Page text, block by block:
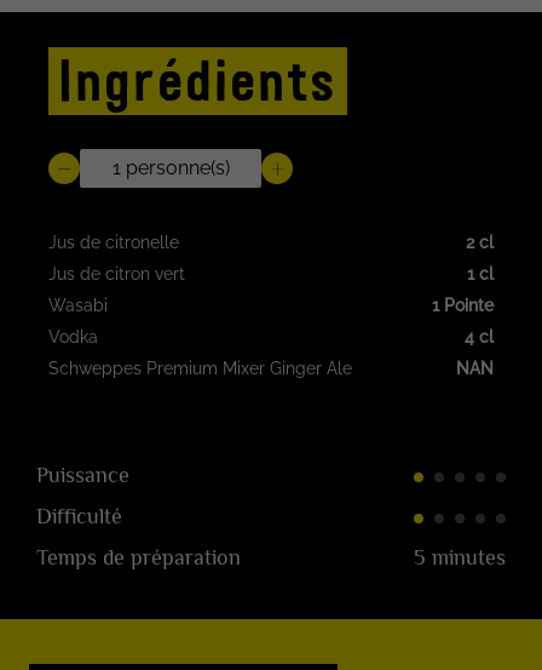
Ingrédients
Jus de citronelle
2 cl
Jus de citron vert
1 cl
Wasabi
1 Pointe
Vodka
4 cl
Schweppes Premium Mixer Ginger Ale
NAN
Puissance
Difficulté
Temps de préparation
5 minutes